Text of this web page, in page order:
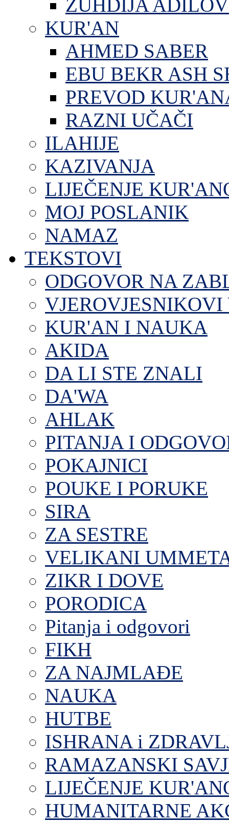
ZUHDIJA
KUR'AN
AHMED SABER
EBU BEKR ASH
PREVOD
RAZNI UČAČI
ILAHIJE
KAZIVANJA
LIJEČENJE
MOJ POSLANIK
NAMAZ
TEKSTOVI
ODGOVOR NA
VJEROVJESNIKOVI
KUR'AN I NAUKA
AKIDA
DA LI STE ZNALI
DA'WA
AHLAK
PITANJA I
POKAJNICI
POUKE I PORUKE
SIRA
ZA SESTRE
VELIKANI
ZIKR I DOVE
PORODICA
Pitanja i odgovori
FIKH
ZA NAJMLAĐE
NAUKA
HUTBE
ISHRANA i
RAMAZANSKI
LIJEČENJE
HUMANITARNE